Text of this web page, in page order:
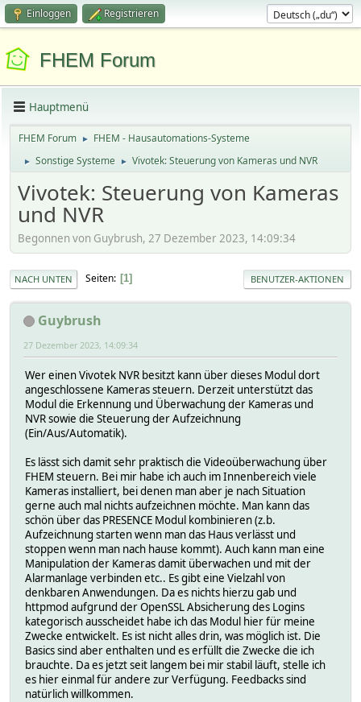
Einloggen Registrieren
FHEM Forum
Hauptmenü
FHEM Forum ► FHEM - Hausautomations-Systeme
► Sonstige Systeme ► Vivotek: Steuerung von Kameras und NVR
Vivotek: Steuerung von Kameras
und NVR
Begonnen von Guybrush, 27 Dezember 2023, 14:09:34
NACH UNTEN Seiten 1 BENUTZER-AKTIONEN
Guybrush
27 Dezember 2023, 14:09:34
Wer einen Vivotek NVR besitzt kann über dieses Modul dort
angeschlossene Kameras steuern. Derzeit unterstützt das
Modul die Erkennung und Überwachung der Kameras und
NVR sowie die Steuerung der Aufzeichnung
(Ein/Aus/Automatik).
Es lässt sich damit sehr praktisch die Videoüberwachung über
FHEM steuern. Bei mir habe ich auch im Innenbereich viele
Kameras installiert, bei denen man aber je nach Situation
gerne auch mal nichts aufzeichnen möchte. Man kann das
schön über das PRESENCE Modul kombinieren (z.b.
Aufzeichnung starten wenn man das Haus verlässt und
stoppen wenn man nach hause kommt). Auch kann man eine
Manipulation der Kameras damit überwachen und mit der
Alarmanlage verbinden etc.. Es gibt eine Vielzahl von
denkbaren Anwendungen. Da es nichts hierzu gab und
httpmod aufgrund der OpenSSL Absicherung des Logins
kategorisch ausscheidet habe ich das Modul hier für meine
Zwecke entwickelt. Es ist nicht alles drin, was möglich ist. Die
Basics sind aber enthalten und es erfüllt die Zwecke die ich
brauchte. Da es jetzt seit langem bei mir stabil läuft, stelle ich
es hier einmal für andere zur Verfügung. Feedbacks sind
natürlich willkommen.